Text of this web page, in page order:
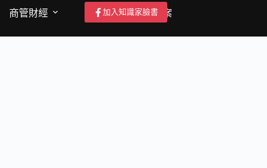
商管財經 成為作者/投稿/提案
加入知識家臉書